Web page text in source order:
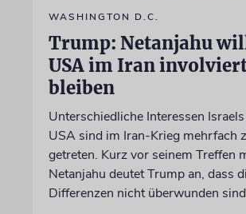
WASHINGTON D.C.
Trump: Netanjahu
USA im Iran
bleiben
Unterschiedliche Interessen
USA sind im Iran-Krieg mehrfach
getreten. Kurz vor seinem Treffen
Netanjahu deutet Trump an, dass
Differenzen nicht überwunden sind